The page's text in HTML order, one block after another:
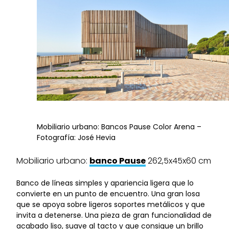
Mobiliario urbano: Bancos Pause Color Arena –
Fotografía: José Hevia
Mobiliario urbano: banco Pause262,5x45x60 cm
Banco de líneas simples y apariencia ligera que lo
convierte en un punto de encuentro. Una gran losa
que se apoya sobre ligeros soportes metálicos y que
invita a detenerse. Una pieza de gran funcionalidad de
acabado liso, suave al tacto y que consigue un brillo